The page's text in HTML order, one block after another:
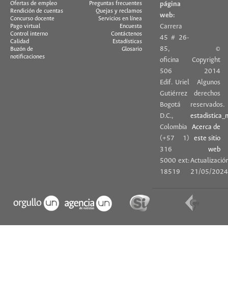
Ofertas de empleo
Rendición de cuentas
Concurso docente
Pago virtual
Control interno
Calidad
Buzón de
notificaciones
Preguntas frecuentes
Quejas y reclamos
Servicios en línea
Encuesta
Contáctenos
Estadísticas
Glosario
página
web:
Carrera
45 # 26-
85,
oficina
506
Edif. Uriel
Gutiérrez
Bogotá
D.C.,
Colombia
(+57 1)
316
5000 ext:
18519
©
Copyright
2014
Algunos
derechos
reservados.
Acerca de
este sitio
web
21/05/2024